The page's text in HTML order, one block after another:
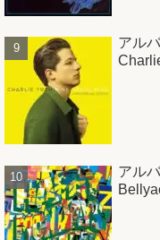
アル
アル